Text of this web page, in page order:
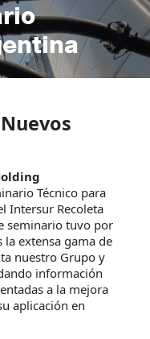
Técnico para
Intersur Recoleta
seminario tuvo por
extensa gama de
nuestro Grupo y
información
a la mejora
aplicación en